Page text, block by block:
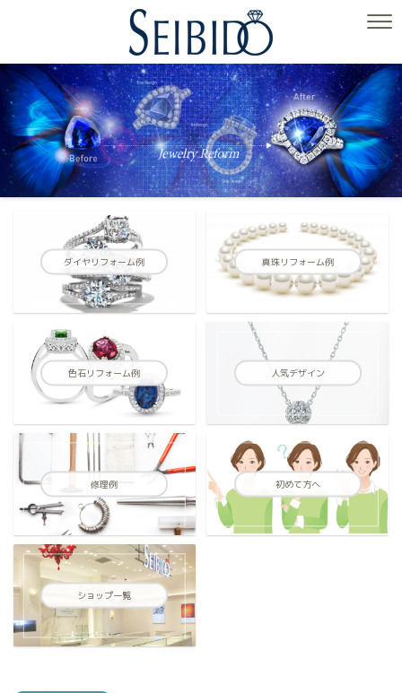
ダイヤリフォーム例 真珠リフォーム例
色石リフォーム例 人気デザイン
修理例 初めて方へ
ショップ一覧